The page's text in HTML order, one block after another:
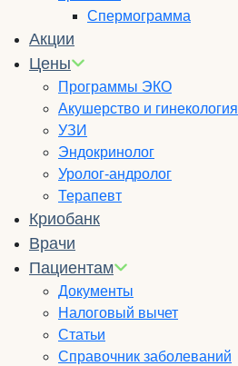
Спермограмма
Акции
Цены
Программы ЭКО
Акушерство и гинекология
УЗИ
Эндокринолог
Уролог-андролог
Терапевт
Криобанк
Врачи
Пациентам
Документы
Налоговый вычет
Статьи
Справочник заболеваний